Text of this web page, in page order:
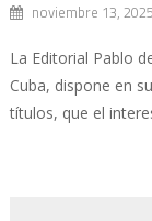
noviembre 13, 2025
La Editorial Pablo
Cuba, dispone en
títulos, que el